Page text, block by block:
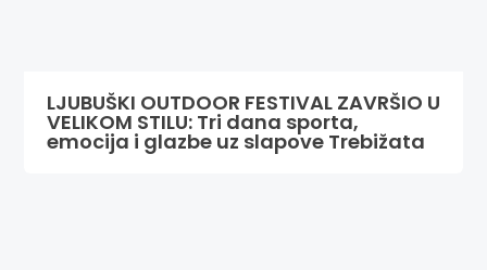
LJUBUŠKI OUTDOOR FESTIVAL ZAVRŠIO U
VELIKOM STILU: Tri dana sporta,
emocija i glazbe uz slapove Trebižata